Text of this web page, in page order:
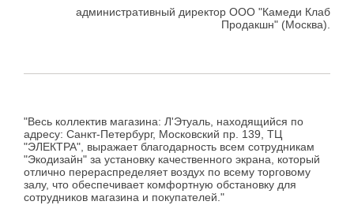
административный директор ООО "Камеди Клаб
Продакшн" (Москва).
"Весь коллектив магазина: Л'Этуаль, находящийся по
адресу: Санкт-Петербург, Московский пр. 139, ТЦ
"ЭЛЕКТРА", выражает благодарность всем сотрудникам
"Экодизайн" за установку качественного экрана, который
отлично перераспределяет воздух по всему торговому
залу, что обеспечивает комфортную обстановку для
сотрудников магазина и покупателей."